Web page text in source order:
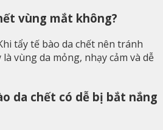
vùng mắt không?
tẩy tế bào da chết nên tránh
vùng da mỏng, nhạy cảm và dễ
da chết có dễ bị bắt nắng